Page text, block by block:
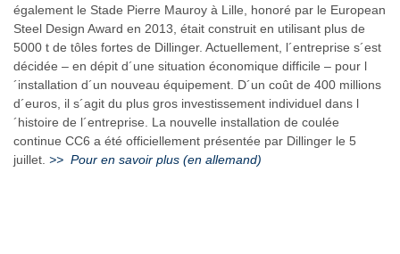
également le Stade Pierre Mauroy à Lille, honoré par le European
Steel Design Award en 2013, était construit en utilisant plus de
5000 t de tôles fortes de Dillinger. Actuellement, l´entreprise s´est
décidée – en dépit d´une situation économique difficile – pour l
´installation d´un nouveau équipement. D´un coût de 400 millions
d´euros, il s´agit du plus gros investissement individuel dans l
´histoire de l´entreprise. La nouvelle installation de coulée
continue CC6 a été officiellement présentée par Dillinger le 5
juillet. >> Pour en savoir plus (en allemand)